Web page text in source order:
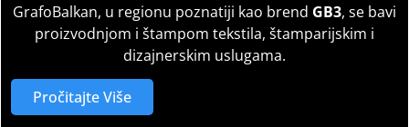
GrafoBalkan, u regionu poznatiji kao brend GB3, se bavi
proizvodnjom i štampom tekstila, štamparijskim i
dizajnerskim uslugama.
Pročitajte Više